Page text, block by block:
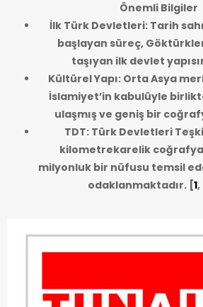
Önemli Bilgiler
İlk Türk Devletleri: Tarih
başlayan süreç, Göktürkler
taşıyan ilk devlet
Kültürel Yapı: Orta Asya
İslamiyet’in kabulüyle
ulaşmış ve geniş bir
TDT: Türk Devletleri
kilometrekarelik
milyonluk bir nüfusu temsil
odaklanmaktadır.[1,